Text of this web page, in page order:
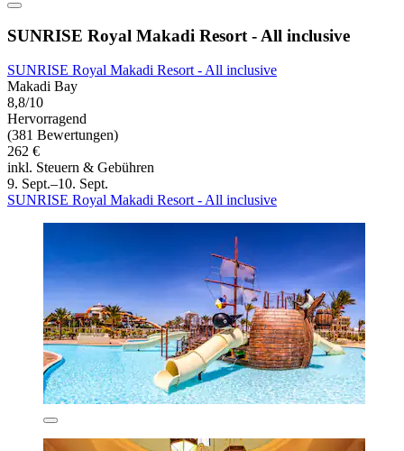
SUNRISE Royal Makadi Resort - All inclusive
SUNRISE Royal Makadi Resort - All inclusive
Makadi Bay
8,8/10
Hervorragend
(381 Bewertungen)
262 €
inkl. Steuern & Gebühren
9. Sept.–10. Sept.
SUNRISE Royal Makadi Resort - All inclusive